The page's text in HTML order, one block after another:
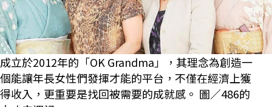
成立於2012年的「OK Grandma」，其理念為創造一
個能讓年長女性們發揮才能的平台，不僅在經濟上獲
得收入，更重要是找回被需要的成就感。 圖／486的